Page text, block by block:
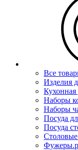
Все
Изделия
Кухонная
Наборы
Наборы
Посуда
Посуда